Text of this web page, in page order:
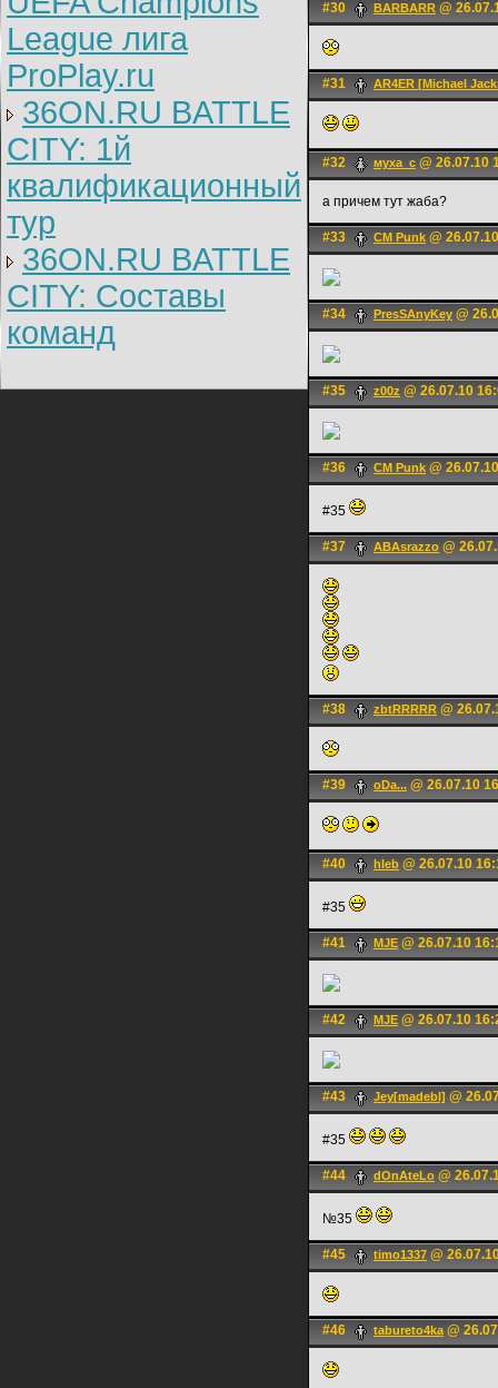
League лига
ProPlay.ru
36ON.RU BATTLE
CITY: 1й
квалификационный
тур
36ON.RU BATTLE
CITY: Составы
команд
#30 BARBARR @
#31 AR4ER [Michael
#32 муха_с @ 26.07.10
а причем тут жаба?
#33 CM Punk @
#34 PresSAnyKey @
#35 z00z @ 26.07.10
#36 CM Punk @
#35
#37 ABAsrazzo @
#38 zbtRRRRR @
#39 oDa... @ 26.07.10
#40 hleb @ 26.07.10
#35
#41 MJE @ 26.07.10
#42 MJE @ 26.07.10
#43 Jey[madebl] @
#35
#44 dOnAteLo @
№35
#45 timo1337 @
#46 tabureto4ka@